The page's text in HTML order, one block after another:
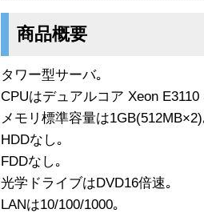
商品概要
タワー型サーバ｡
CPUはデュアルコア Xeon E3110
メモリ標準容量は
HDDなし｡
FDDなし｡
光学ドライブはDVD16倍速｡
LANは10/100/1000｡